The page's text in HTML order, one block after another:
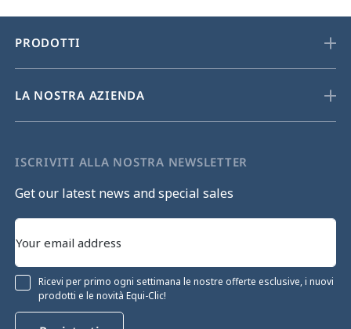
PRODOTTI
LA NOSTRA AZIENDA
ISCRIVITI ALLA NOSTRA NEWSLETTER
Get our latest news and special sales
Ricevi per primo ogni settimana le nostre offerte esclusive, i nuovi
prodotti e le novità Equi-Clic!